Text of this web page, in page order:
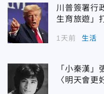
川普簽署行
生育旅遊」
1天前 生活
「小秦漢
〈明天會更